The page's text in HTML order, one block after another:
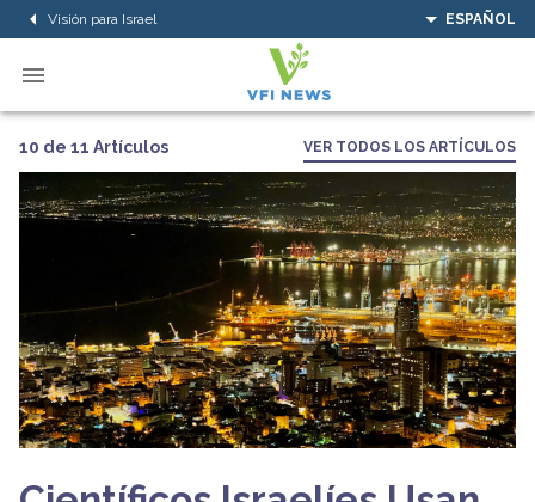
Visión para Israel ESPAÑOL
10 de 11 Artículos VER TODOS LOS ARTÍCULOS